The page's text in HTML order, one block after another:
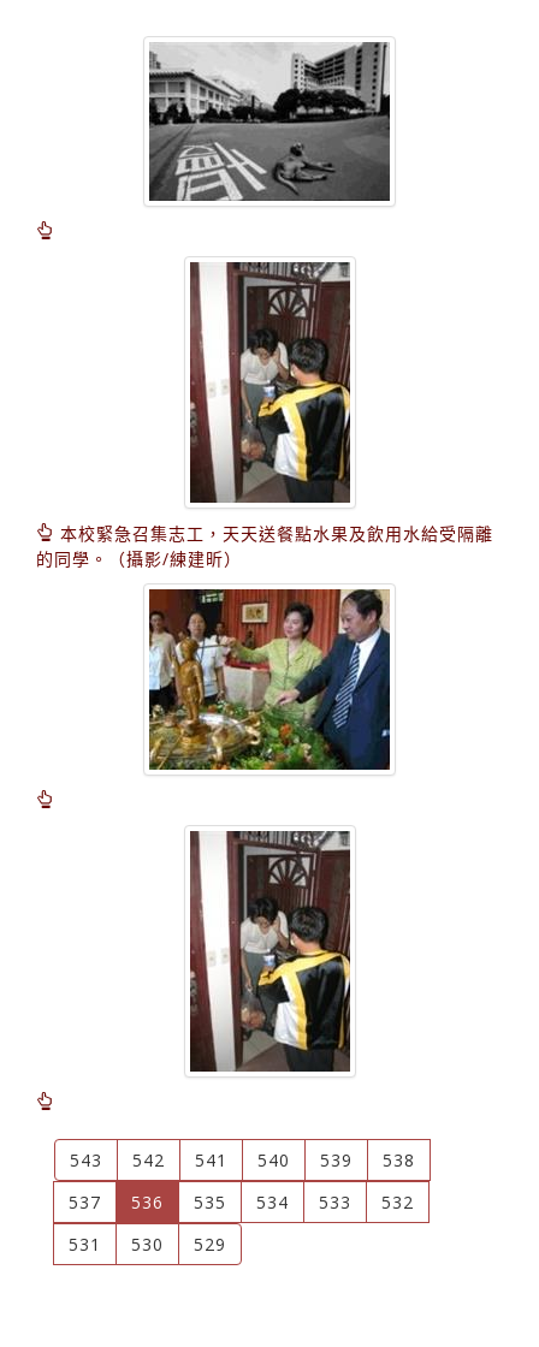
本校緊急召集志工，天天送餐點水果及飲用水給受隔離
的同學。（攝影/練建昕）
543 542 541 540 539
538
537
536 (current)
535 534 533
532
531
530 529